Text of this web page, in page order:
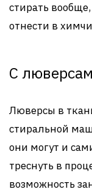
стирать
отнести в
С
Люверсы в
стиральной
они могут и
треснуть в
возможность